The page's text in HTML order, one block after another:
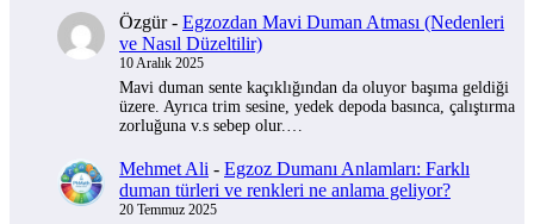
Özgür- Egzozdan Mavi Duman Atması (Nedenleri
ve Nasıl Düzeltilir)
10 Aralık 2025
Mavi duman sente kaçıklığından da oluyor başıma geldiği
üzere. Ayrıca trim sesine, yedek depoda basınca, çalıştırma
zorluğuna v.s sebep olur.…
Mehmet Ali - Egzoz Dumanı Anlamları: Farklı
duman türleri ve renkleri ne anlama geliyor?
20 Temmuz 2025